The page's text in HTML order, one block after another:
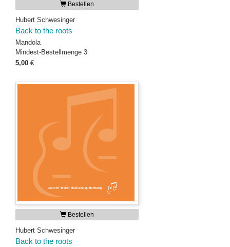
Bestellen
Hubert Schwesinger
Back to the roots
Mandola
Mindest-Bestellmenge 3
5,00 €
Bestellen
Hubert Schwesinger
Back to the roots